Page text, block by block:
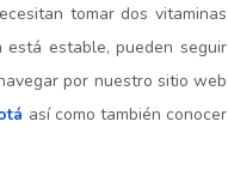
tomar dos vitaminas
estable, pueden seguir
por nuestro sitio web
así como también conocer